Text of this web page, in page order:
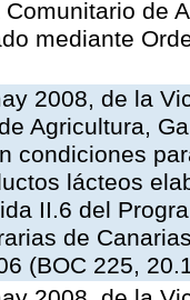
de
mediante
2008, de la
Agricultura,
condiciones
lácteos
II.6 del
de
(BOC 225,